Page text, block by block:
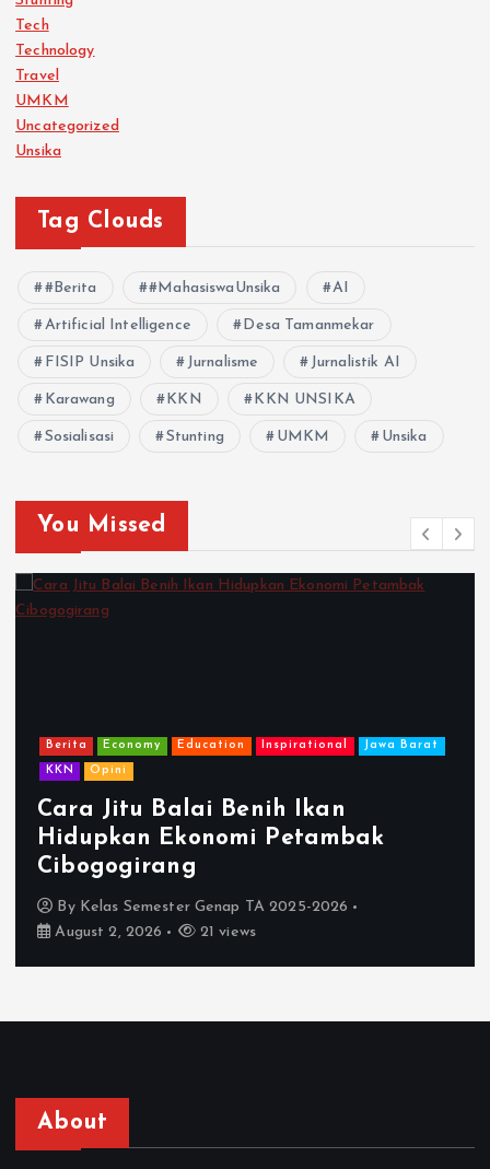
Tech
Technology
Travel
UMKM
Uncategorized
Unsika
Tag Clouds
#Berita #MahasiswaUnsika AI
Artificial Intelligence Desa Tamanmekar
FISIP Unsika Jurnalisme Jurnalistik AI
Karawang KKN KKN UNSIKA
Sosialisasi Stunting UMKM Unsika
You Missed
Berita Economy Education Inspirational Jawa Barat
KKN Opini
Cara Jitu Balai Benih Ikan
Hidupkan Ekonomi Petambak
Cibogogirang
By Kelas Semester Genap TA 2025-2026
August 2, 2026
21 views
About